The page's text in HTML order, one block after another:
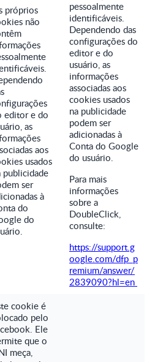
próprios
não
editor e do
as
aos
usados
publicidade
ser
à
do
do
pessoalmente
identificáveis.
Dependendo das
configurações do
editor e do
usuário, as
informações
associadas aos
cookies usados
na publicidade
podem ser
adicionadas à
Conta do Google
do usuário.
Para mais
informações
sobre a
DoubleClick,
consulte:
https://support.g
oogle.com/dfp_p
remium/answer/
2839090?hl=en
cookie é
pelo
Ele
que o
meça,